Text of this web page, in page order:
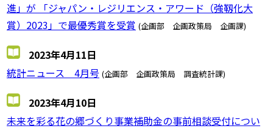
進」が 「ジャパン・レジリエンス・アワード（強靱化大
賞）2023」で最優秀賞を受賞 (企画部 企画政策局 企画課)
2023年4月11日
統計ニュース 4月号 (企画部 企画政策局 調査統計課)
2023年4月10日
未来を彩る花の郷づくり事業補助金の事前相談受付につい